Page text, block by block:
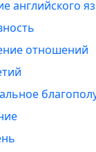
английского
отношений